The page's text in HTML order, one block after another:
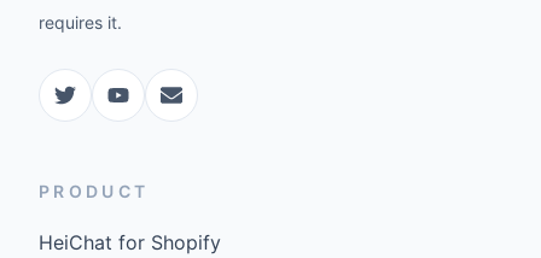
requires it.
PRODUCT
HeiChat for Shopify